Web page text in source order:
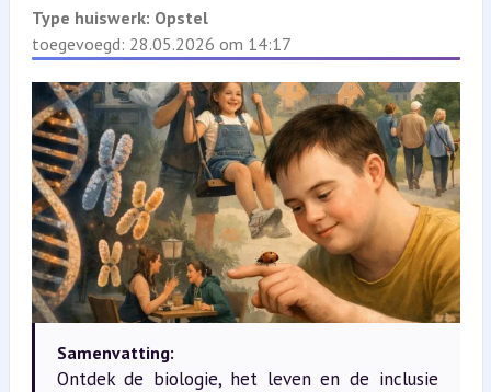
Type huiswerk: Opstel
toegevoegd: 28.05.2026 om 14:17
Samenvatting:
Ontdek de biologie, het leven en de inclusie